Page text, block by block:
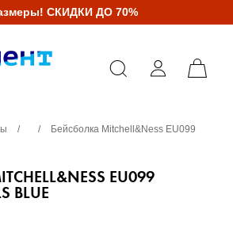
СКИДКИ ДО 70%
/ /
Бейсболка Mitchell&Ness EU099
EU099
BLUE